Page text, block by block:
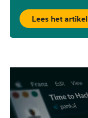
Lees het artikel